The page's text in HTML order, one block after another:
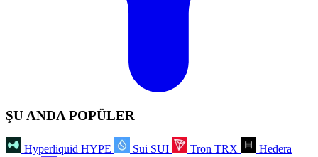
ŞU ANDA POPÜLER
Hyperliquid HYPE Sui SUI Tron TRX
Hedera